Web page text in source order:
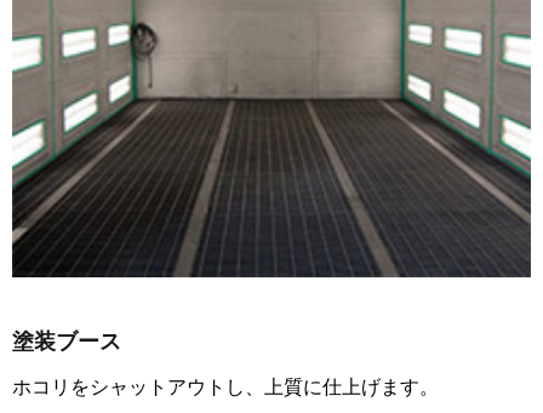
塗装ブース
ホコリをシャットアウトし、上質に仕上げます。